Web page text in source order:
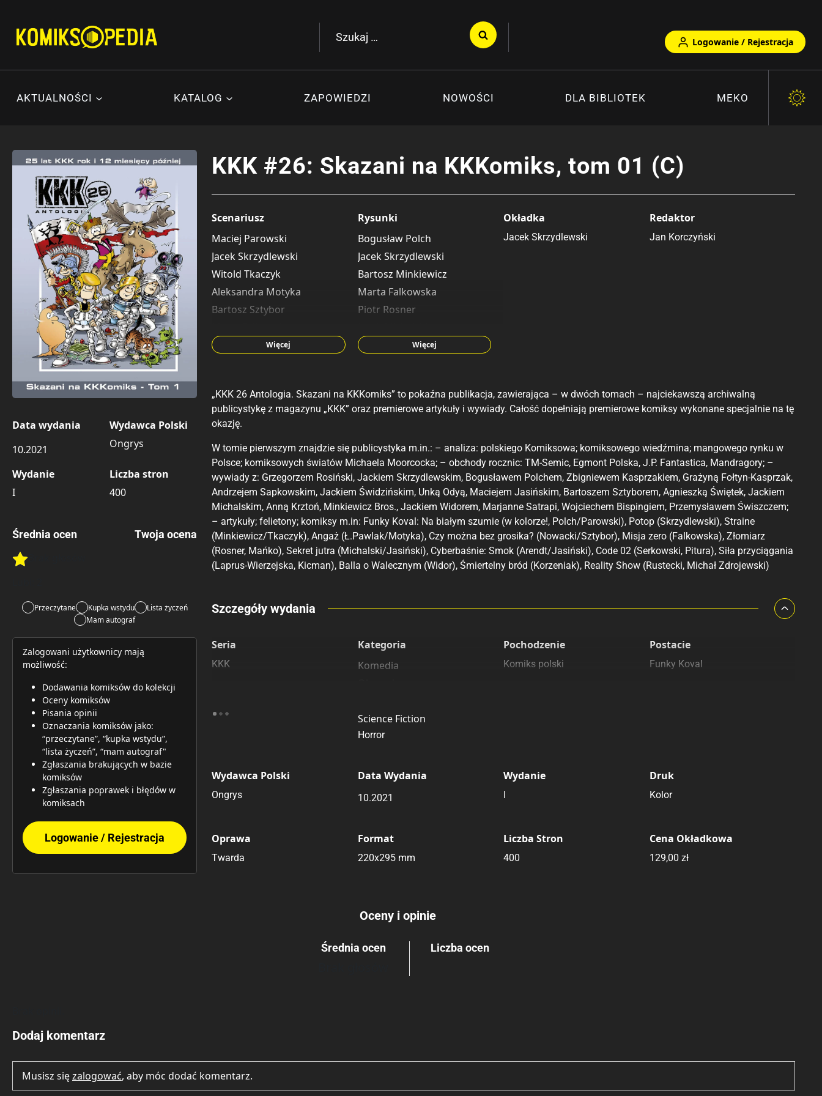
treści
Szukaj:
Logowanie / Rejestracja
AKTUALNOŚCI KATALOG ZAPOWIEDZI NOWOŚCI DLA BIBLIOTEK MEKO
Data wydania
10.2021
Wydawca Polski
Ongrys
Wydanie
I
Liczba stron
400
Średnia ocen
Rate this item: Submit Rating
Twoja ocena
Submit Rating
Przeczytane Kupka wstydu
Lista życzeń
Mam autograf
Zalogowani użytkownicy mają
możliwość:
Dodawania komiksów do kolekcji
Oceny komiksów
Pisania opinii
Oznaczania komiksów jako:
“przeczytane”, “kupka wstydu”,
“lista życzeń”, “mam autograf"
Zgłaszania brakujących w bazie
komiksów
Zgłaszania poprawek i błędów w
komiksach
Logowanie / Rejestracja
KKK #26: Skazani na KKKomiks, tom 01 (C)
Scenariusz
Maciej Parowski
Jacek Skrzydlewski
Witold Tkaczyk
Aleksandra Motyka
Bartosz Sztybor
Mirosław Mańko
Paweł Kicman
Jacek Widor
Michał Zdrojewski
Więcej
Rysunki
Bogusław Polch
Jacek Skrzydlewski
Bartosz Minkiewicz
Marta Falkowska
Piotr Rosner
Jula Arendt
Jacek Widor
Krzysztof Korzeniak
Więcej
Okładka
Jacek Skrzydlewski
Redaktor
Jan Korczyński
„KKK 26 Antologia. Skazani na KKKomiks” to pokaźna publikacja, zawierająca – w dwóch tomach – najciekawszą archiwalną
publicystykę z magazynu „KKK” oraz premierowe artykuły i wywiady. Całość dopełniają premierowe komiksy wykonane specjalnie na tę
okazję.
W tomie pierwszym znajdzie się publicystyka m.in.: – analiza: polskiego Komiksowa; komiksowego wiedźmina; mangowego rynku w
Polsce; komiksowych światów Michaela Moorcocka; – obchody rocznic: TM-Semic, Egmont Polska, J.P. Fantastica, Mandragory; –
wywiady z: Grzegorzem Rosiński, Jackiem Skrzydlewskim, Bogusławem Polchem, Zbigniewem Kasprzakiem, Grażyną Fołtyn-Kasprzak,
Andrzejem Sapkowskim, Jackiem Świdzińskim, Unką Odyą, Maciejem Jasińskim, Bartoszem Sztyborem, Agnieszką Świętek, Jackiem
Michalskim, Anną Krztoń, Minkiewicz Bros., Jackiem Widorem, Marjanne Satrapi, Wojciechem Bispingiem, Przemysławem Świszczem;
– artykuły; felietony; komiksy m.in: Funky Koval: Na białym szumie (w kolorze!, Polch/Parowski), Potop (Skrzydlewski), Straine
(Minkiewicz/Tkaczyk), Angaż (Ł.Pawlak/Motyka), Czy można bez grosika? (Nowacki/Sztybor), Misja zero (Falkowska), Złomiarz
(Rosner, Mańko), Sekret jutra (Michalski/Jasiński), Cyberbaśnie: Smok (Arendt/Jasiński), Code 02 (Serkowski, Pitura), Siła przyciągania
(Laprus-Wierzejska, Kicman), Balla o Walecznym (Widor), Śmiertelny bród (Korzeniak), Reality Show (Rustecki, Michał Zdrojewski)
Porównaj ceny
Szczegóły wydania
Seria
KKK
Kategoria
Komedia
Science Fiction
Horror
Pochodzenie
Komiks polski
Postacie
Funky Koval
Wydawca Polski
Ongrys
Data Wydania
10.2021
Wydanie
I
Druk
Kolor
Oprawa
Twarda
Format
220x295 mm
Liczba Stron
400
Cena Okładkowa
129,00 zł
Oceny i opinie
Średnia ocen Liczba ocen
Dodaj komentarz
Musisz sięzalogować, aby móc dodać komentarz.